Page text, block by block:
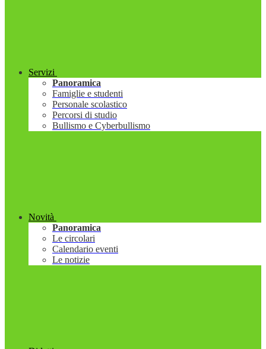
Servizi
Panoramica
Famiglie e studenti
Personale scolastico
Percorsi di studio
Bullismo e Cyberbullismo
Novità
Panoramica
Le circolari
Calendario eventi
Le notizie